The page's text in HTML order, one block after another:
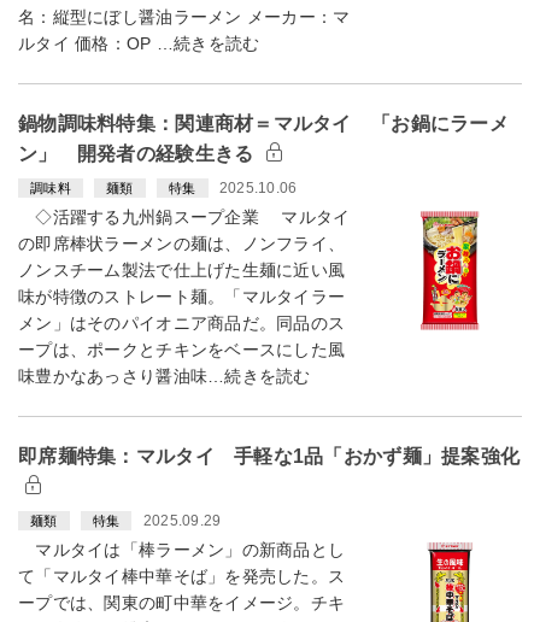
名：縦型にぼし醤油ラーメン メーカー：マ
ルタイ 価格：OP …続きを読む
鍋物調味料特集：関連商材＝マルタイ 「お鍋にラーメ
ン」 開発者の経験生きる
調味料 麺類 特集 2025.10.06
◇活躍する九州鍋スープ企業 マルタイ
の即席棒状ラーメンの麺は、ノンフライ、
ノンスチーム製法で仕上げた生麺に近い風
味が特徴のストレート麺。「マルタイラー
メン」はそのパイオニア商品だ。同品のス
ープは、ポークとチキンをベースにした風
味豊かなあっさり醤油味…続きを読む
即席麺特集：マルタイ 手軽な1品「おかず麺」提案強化
麺類 特集 2025.09.29
マルタイは「棒ラーメン」の新商品とし
て「マルタイ棒中華そば」を発売した。ス
ープでは、関東の町中華をイメージ。チキ